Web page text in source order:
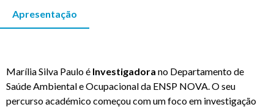
Apresentação
Marília Silva Paulo é Investigadora no Departamento de
Saúde Ambiental e Ocupacional da ENSP NOVA. O seu
percurso académico começou com um foco em investigação